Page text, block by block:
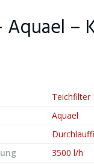
–
Teichfilter
Aquael
3500 l/h